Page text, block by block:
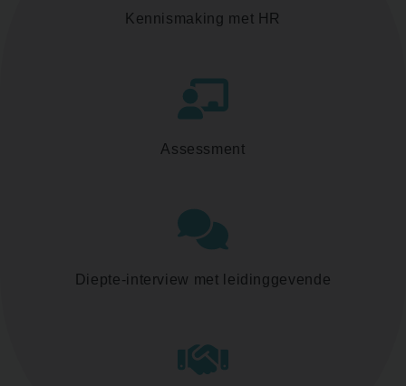
Kennismaking met HR
Assessment
Diepte-interview met leidinggevende